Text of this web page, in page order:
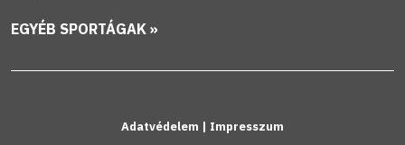
EGYÉB SPORTÁGAK »
Adatvédelem | Impresszum